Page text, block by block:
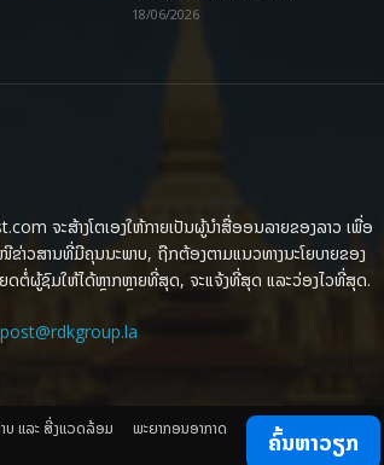
18/06/2026
ຈະສ້າງໂຕເອງໃຫ້ກາຍເປັນຜູ້ນຳສື່ອອນລາຍຂອງລາວ ເພື່ອ
ຂ່າວສານທີ່ມີຄຸນນະພາບ, ຖືກຕ້ອງຕາມແນວທາງນະໂຍບາຍຂອງ
ດຕໍ່ຜູ້ຊົມໃຫ້ໄດ້ຫຼາກຫຼາຍທີ່ສຸດ, ຈະແຈ້ງທີ່ສຸດ ແລະວ່ອງໄວທີ່ສຸດ.
ບ ແລະ ສີ່ງແວດລ້ອມ ພະຍາກອນອາກາດ ຄົ້ນຫາວຽກ